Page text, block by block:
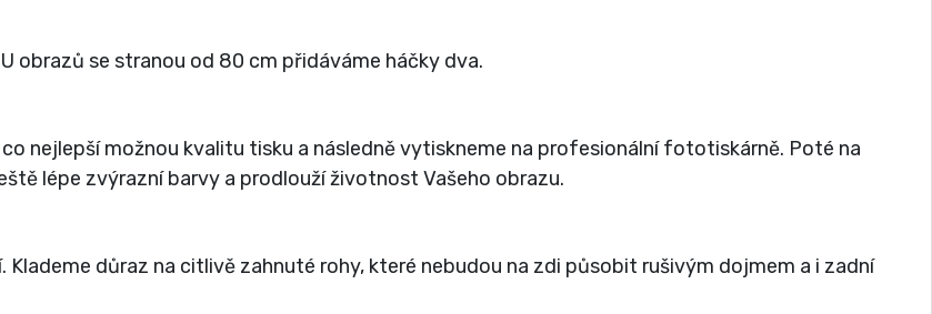
obrazů se stranou od 80 cm přidáváme háčky dva.
nejlepší možnou kvalitu tisku a následně vytiskneme na profesionální fototiskárně. Poté na
lépe zvýrazní barvy a prodlouží životnost Vašeho obrazu.
důraz na citlivě zahnuté rohy, které nebudou na zdi působit rušivým dojmem a i zadní